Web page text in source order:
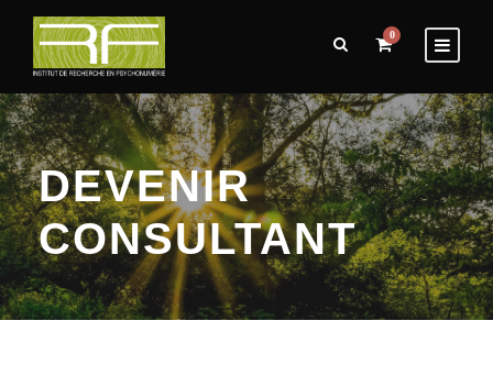
0
DEVENIR
CONSULTANT